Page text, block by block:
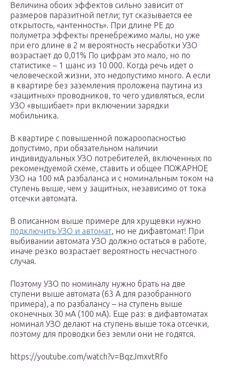
Величина обоих эффектов сильно зависит от
размеров паразитной петли; тут сказывается ее
открытость, «антенность». При длине РЕ до
полуметра эффекты пренебрежимо малы, но уже
при его длине в 2 м вероятность несработки УЗО
возрастает до 0,01% По цифрам это мало, но по
статистике – 1 шанс из 10 000. Когда речь идет о
человеческой жизни, это недопустимо много. А если
в квартире без заземления проложена паутина из
«защитных» проводников, то чего удивляться, если
УЗО «вышибает» при включении зарядки
мобильника.
В квартире с повышенной пожароопасностью
допустимо, при обязательном наличии
индивидуальных УЗО потребителей, включенных по
рекомендуемой схеме, ставить и общее ПОЖАРНОЕ
УЗО на 100 мА разбаланса и с номинальным током на
ступень выше, чем у защитных, независимо от тока
отсечки автомата.
В описанном выше примере для хрущевки нужно
подключить УЗО и автомат, но не дифавтомат! При
выбивании автомата УЗО должно остаться в работе,
иначе резко возрастает вероятность несчастного
случая.
Поэтому УЗО по номиналу нужно брать на две
ступени выше автомата (63 А для разобранного
примера), а по разбалансу – на ступень выше
оконечных 30 мА (100 мА). Еще раз: в дифавтоматах
номинал УЗО делают на ступень выше тока отсечки,
поэтому для проводки без земли они не годятся.
https://youtube.com/watch?v=BqzJmxvtRfo